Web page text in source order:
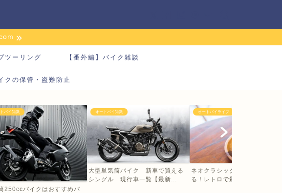
ツーリング 【番外編】バイク雑談
クの保管・盗難防止
バイ知識
250ccバイクはおすすめバ
オートバイ知識
大型単気筒バイク 新車で買える
シングル 現行車一覧【最新...
オートバイライフ
ネオクラシックバイクの大型に
る！レトロで最新 乗るだけ...